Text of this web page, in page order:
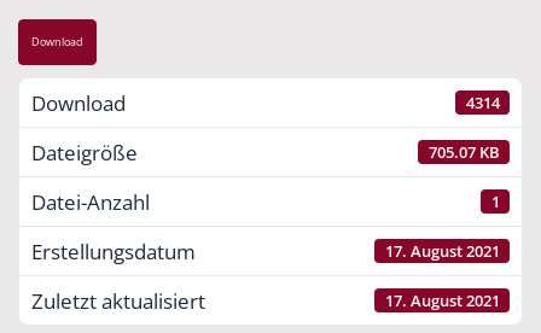
Download
Download 4314
Dateigröße 705.07 KB
Datei-Anzahl 1
Erstellungsdatum 17. August 2021
Zuletzt aktualisiert 17. August 2021